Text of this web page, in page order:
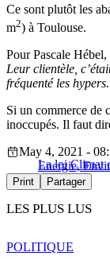
Ce sont plutôt les
m2) à Toulouse.
Pour Pascale
Leur clientèle,
fréquenté les
Si un commerce de
inoccupés. Il faut
La loi Climat
May 4, 2021 -
Energie,
Print Partager
LES PLUS LUS
POLITIQUE